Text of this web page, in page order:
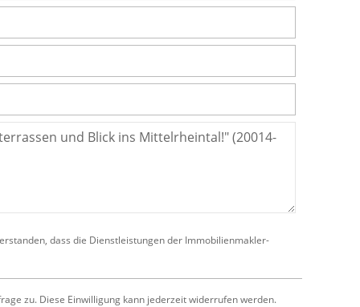
dass die Dienstleistungen der Immobilienmakler-
zu. Diese Einwilligung kann jederzeit widerrufen werden.